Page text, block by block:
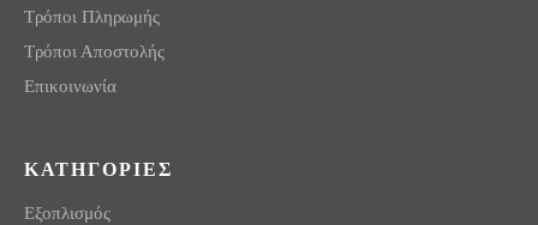
Τρόποι Πληρωμής
Τρόποι Αποστολής
Επικοινωνία
ΚΑΤΗΓΟΡΙΕΣ
Εξοπλισμός